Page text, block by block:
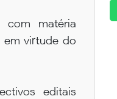
com matéria
em virtude do
editais